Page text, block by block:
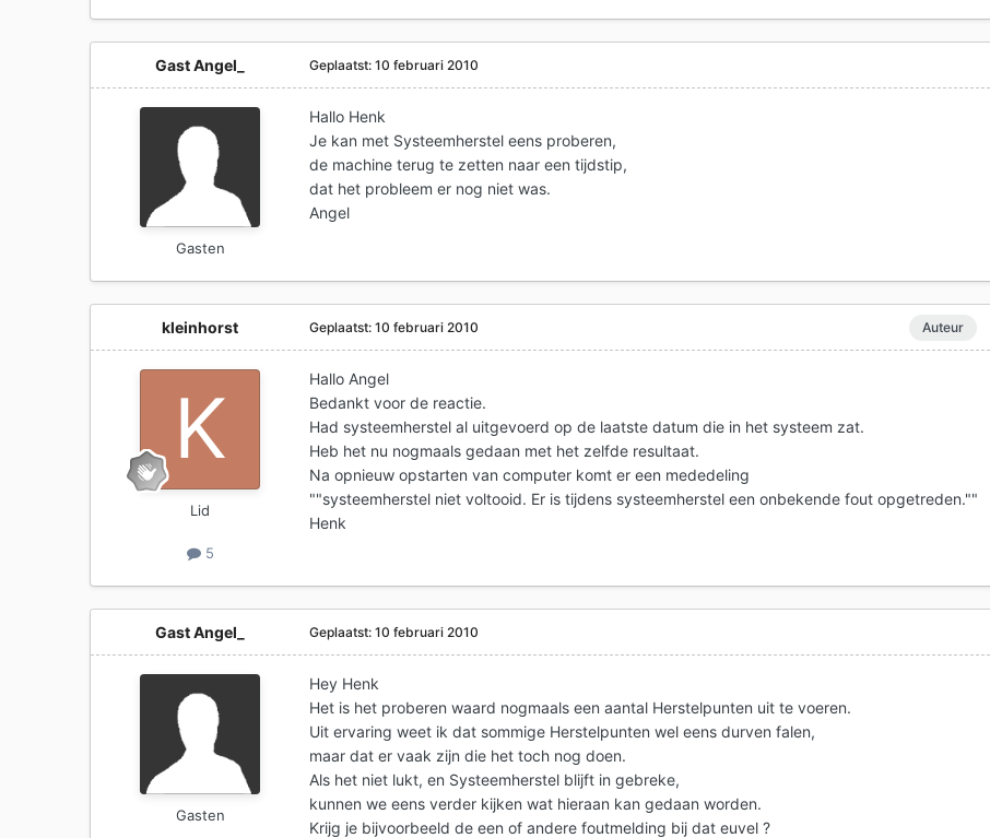
Gast Angel_
Gasten
Geplaatst:10 februari 2010
Hallo Henk
Je kan met Systeemherstel eens proberen,
de machine terug te zetten naar een tijdstip,
dat het probleem er nog niet was.
Angel
kleinhorst
Lid
5
Auteur
Geplaatst:10 februari 2010
Hallo Angel
Bedankt voor de reactie.
Had systeemherstel al uitgevoerd op de laatste datum die in het systeem zat.
Heb het nu nogmaals gedaan met het zelfde resultaat.
Na opnieuw opstarten van computer komt er een mededeling
""systeemherstel niet voltooid. Er is tijdens systeemherstel een onbekende fout opgetreden.""
Henk
Gast Angel_
Gasten
Geplaatst:10 februari 2010
Hey Henk
Het is het proberen waard nogmaals een aantal Herstelpunten uit te voeren.
Uit ervaring weet ik dat sommige Herstelpunten wel eens durven falen,
maar dat er vaak zijn die het toch nog doen.
Als het niet lukt, en Systeemherstel blijft in gebreke,
kunnen we eens verder kijken wat hieraan kan gedaan worden.
Krijg je bijvoorbeeld de een of andere foutmelding bij dat euvel ?